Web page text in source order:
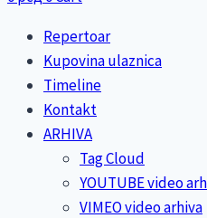
Repertoar
Kupovina ulaznica
Timeline
Kontakt
ARHIVA
Tag Cloud
YOUTUBE video
VIMEO video arhiva